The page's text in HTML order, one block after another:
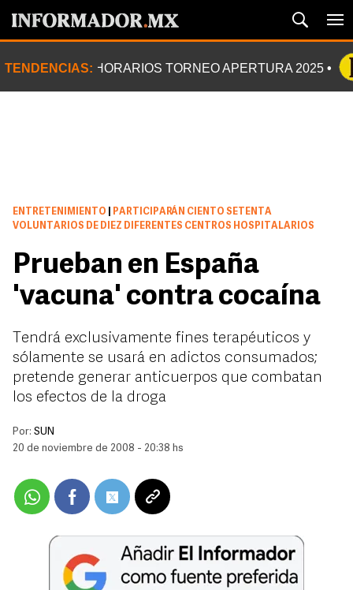
TENDENCIAS: HORARIOS TORNEO APERTURA 2025
ENTRETENIMIENTO
PARTICIPARÁN CIENTO SETENTA
VOLUNTARIOS DE DIEZ DIFERENTES CENTROS HOSPITALARIOS
Prueban en España
'vacuna' contra cocaína
Tendrá exclusivamente fines terapéuticos y
sólamente se usará en adictos consumados;
pretende generar anticuerpos que combatan
los efectos de la droga
Por: SUN
20 de noviembre de 2008 - 20:38 hs